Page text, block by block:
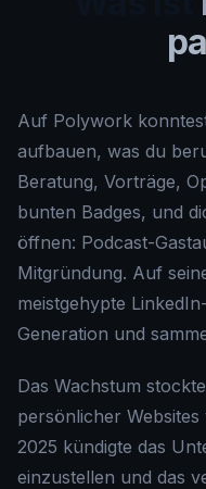
Auf Polywork
aufbauen, was du
Beratung, Vorträge,
bunten Badges, und
öffnen: Podcast-
Mitgründung. Auf
meistgehypte
Generation und
Das Wachstum
persönlicher
2025 kündigte das
einzustellen und das